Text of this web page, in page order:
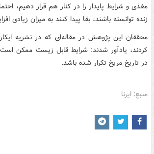
مغذی و شرایط پایدار را در کنار هم قرار دهیم،
زنده توانسته باشند، بقا پیدا کنند به میزان زیادی
کردند، یادآور شدند: شرایط قابل زیست ممکن
در تاریخ مریخ تکرار شده باشد.
منبع: ایرنا